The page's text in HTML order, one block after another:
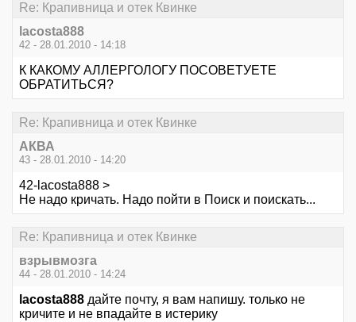
Re: Крапивница и отек Квинке
lacosta888
42 - 28.01.2010 - 14:18
К КАКОМУ АЛЛЕРГОЛОГУ ПОСОВЕТУЕТЕ
ОБРАТИТЬСЯ?
Re: Крапивница и отек Квинке
АКВА
43 - 28.01.2010 - 14:20
42-lacosta888 >
Не надо кричать. Надо пойти в Поиск и поискать...
Re: Крапивница и отек Квинке
взрывмозга
44 - 28.01.2010 - 14:24
lacosta888 дайте почту, я вам напишу. только не
кричите и не впадайте в истерику